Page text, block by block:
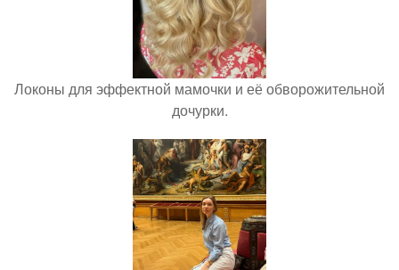
Локоны для эффектной мамочки и её обворожительной
дочурки.